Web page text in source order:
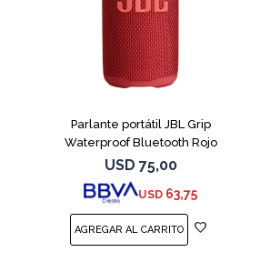
Parlante portátil JBL Grip
Waterproof Bluetooth Rojo
USD 75,00
USD 63,75